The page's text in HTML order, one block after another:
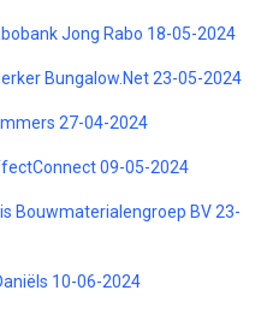
Jong Rabo 18-05-2024
Bungalow.Net 23-05-2024
27-04-2024
09-05-2024
Bouwmaterialengroep BV 23-
10-06-2024